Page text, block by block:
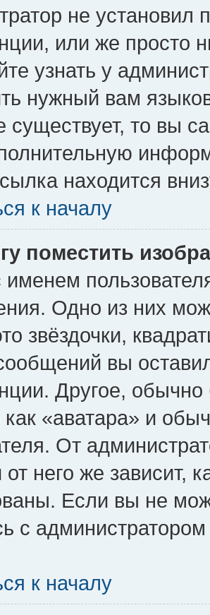
не установил
или же просто
узнать у
нужный вам
существует, то вы
находится
к началу
поместить
Одно из них
звёздочки,
вы
Другое,
как «аватара» и
От
от него же зависит,
Если вы не
с
к началу